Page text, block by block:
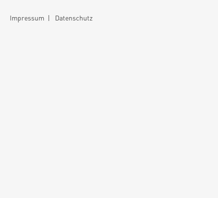
Impressum | Datenschutz